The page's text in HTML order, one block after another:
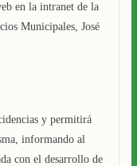
en la intranet de la
Municipales, José
y permitirá
informando al
con el desarrollo de